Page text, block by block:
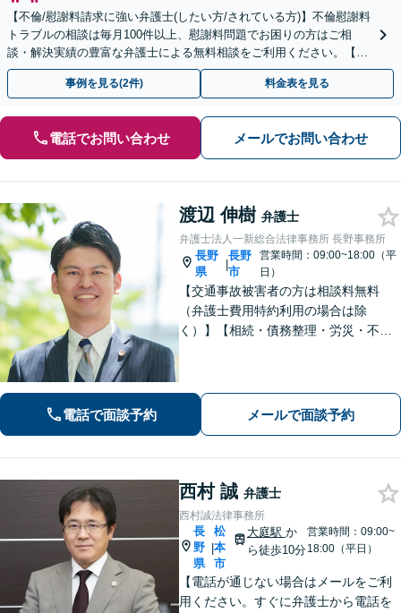
【不倫/慰謝料請求に強い弁護士(したい方/されている方)】不倫慰謝料
トラブルの相談は毎月100件以上、慰謝料問題でお困りの方はご相
談・解決実績の豊富な弁護士による無料相談をご利用ください。【初
回相談０円(電話)】【全国対応】
事例を見る(2件) 料金表を見る
電話でお問い合わせ メールでお問い合わせ
渡辺 伸樹 弁護士
弁護士法人一新総合法律事務所 長野事務所
長野
県
|
長野
市
営業時間：09:00~18:00（平
日）
【交通事故被害者の方は相談料無料
（弁護士費用特約利用の場合は除
く）】【相続・債務整理・労災・不貞
けます。お気軽にお問い合わせくださ
い。
電話で面談予約 メールで面談予約
西村 誠 弁護士
西村誠法律事務所
長
野
県
|
松
本
市
大庭駅 か
ら徒歩10分
営業時間：09:00~
18:00（平日）
【電話が通じない場合はメールをご利
用ください。すぐに弁護士から電話を